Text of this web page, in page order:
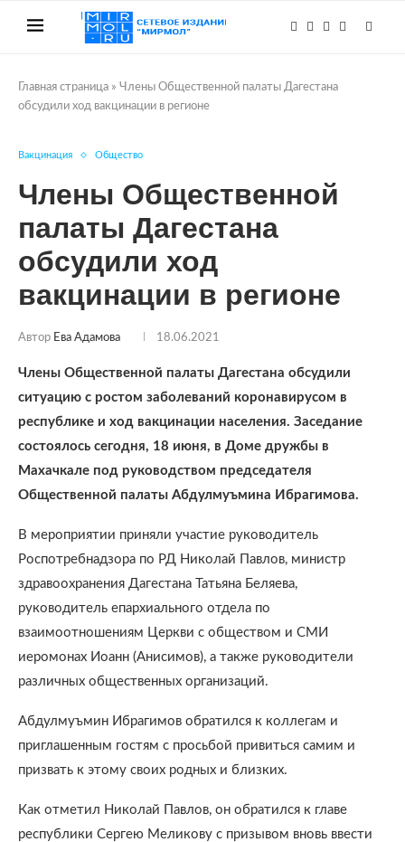
Главная страница » Члены Общественной палаты Дагестана
обсудили ход вакцинации в регионе
Вакцинация Общество
Члены Общественной
палаты Дагестана
обсудили ход
вакцинации в регионе
Автор Ева Адамова 18.06.2021
Члены Общественной палаты Дагестана обсудили
ситуацию с ростом заболеваний коронавирусом в
республике и ход вакцинации населения. Заседание
состоялось сегодня, 18 июня, в Доме дружбы в
Махачкале под руководством председателя
Общественной палаты Абдулмуъмина Ибрагимова.
В мероприятии приняли участие руководитель
Роспотребнадзора по РД Николай Павлов, министр
здравоохранения Дагестана Татьяна Беляева,
руководитель епархиального отдела по
взаимоотношениям Церкви с обществом и СМИ
иеромонах Иоанн (Анисимов), а также руководители
различных общественных организаций.
Абдулмуъмин Ибрагимов обратился к коллегам и
приглашенным гостям с просьбой привиться самим и
призвать к этому своих родных и близких.
Как отметил Николай Павлов, он обратился к главе
республики Сергею Меликову с призывом вновь ввести